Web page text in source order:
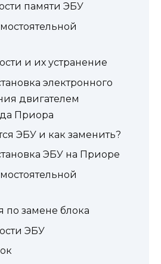
памяти ЭБУ
и их устранение
электронного
двигателем
Приора
ЭБУ и как заменить?
ЭБУ на Приоре
по замене блока
ЭБУ